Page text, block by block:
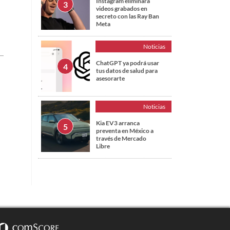
videos grabados en
secreto con las Ray Ban
Meta
Noticias
ChatGPT ya podrá usar
tus datos de salud para
asesorarte
Noticias
Kia EV3 arranca
preventa en México a
través de Mercado
Libre